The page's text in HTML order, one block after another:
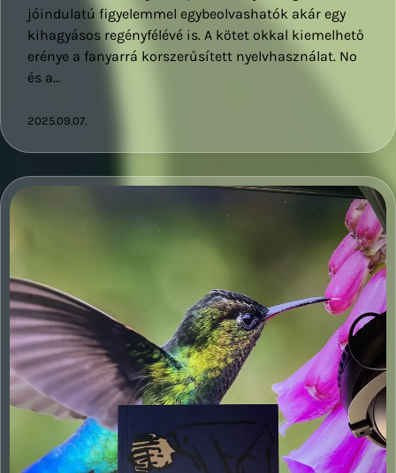
jóindulatú figyelemmel egybeolvashatók akár egy
kihagyásos regényfélévé is. A kötet okkal kiemelhető
erénye a fanyarrá korszerűsített nyelvhasználat. No
és a…
2025.09.07.